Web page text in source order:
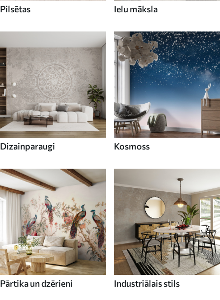
Pilsētas Ielu māksla
Dizainparaugi Kosmoss
Pārtika un dzērieni Industriālais stils